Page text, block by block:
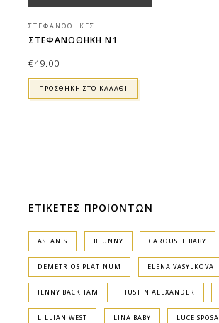
ΣΤΕΦΑΝΟΘΉΚΕΣ
ΣΤΕΦΑΝΟΘΗΚΗ Ν1
€49.00
ΠΡΟΣΘΉΚΗ ΣΤΟ ΚΑΛΆΘΙ
ΕΤΙΚΕΤΕΣ ΠΡΟΪΟΝΤΩΝ
ASLANIS BLUNNY CAROUSEL BABY
DEMETRIOS PLATINUM ELENA VASYLKOVA
JENNY BACKHAM JUSTIN ALEXANDER
LILLIAN WEST LINA BABY LUCE SPOSA